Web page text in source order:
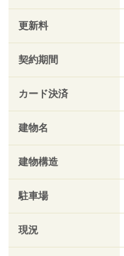
更新料
契約期間
カード決済
建物名
建物構造
駐車場
現況